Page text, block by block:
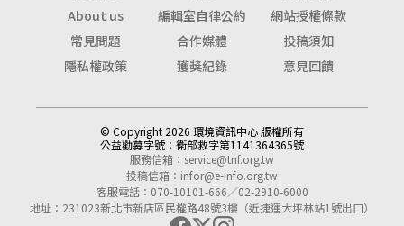
About us
編輯室自律公約
網站授權條款
常見問題
合作媒體
投稿須知
隱私權政策
獲獎紀錄 意見回饋
© Copyright 2026 環境資訊中心 版權所有
公益勸募字號： 衛部救字第1141364365號
服務信箱： service@tnf.org.tw
投稿信箱： infor@e-info.org.tw
客服電話：070-10101-666／02-2910-6000
地址：231023新北市新店區民權路48號3樓（近捷運大坪林站1號出口）